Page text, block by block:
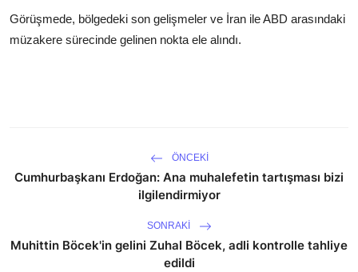
Görüşmede, bölgedeki son gelişmeler ve İran ile ABD arasındaki
müzakere sürecinde gelinen nokta ele alındı.
ÖNCEKI
Cumhurbaşkanı Erdoğan: Ana muhalefetin tartışması bizi
ilgilendirmiyor
SONRAKI
Muhittin Böcek'in gelini Zuhal Böcek, adli kontrolle tahliye
edildi